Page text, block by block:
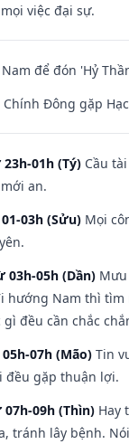
việc đại sự.
để đón 'Hỷ
Đông gặp
01h (Tý) Cầu
an.
03h (Sửu) Mọi
03h-05h (Dần)
hướng Nam thì
đều cần chắc
07h (Mão) Tin
đều gặp thuận lợi.
09h (Thìn) Hay
tránh lây bệnh.